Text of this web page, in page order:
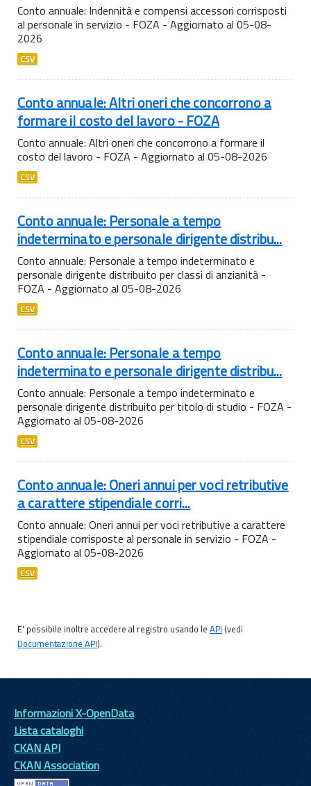
Conto annuale: Indennità e compensi accessori corrisposti
al personale in servizio - FOZA - Aggiornato al 05-08-
2026
CSV
Conto annuale: Altri oneri che concorrono a
formare il costo del lavoro - FOZA
Conto annuale: Altri oneri che concorrono a formare il
costo del lavoro - FOZA - Aggiornato al 05-08-2026
CSV
Conto annuale: Personale a tempo
indeterminato e personale dirigente distribu...
Conto annuale: Personale a tempo indeterminato e
personale dirigente distribuito per classi di anzianità -
FOZA - Aggiornato al 05-08-2026
CSV
Conto annuale: Personale a tempo
indeterminato e personale dirigente distribu...
Conto annuale: Personale a tempo indeterminato e
personale dirigente distribuito per titolo di studio - FOZA -
Aggiornato al 05-08-2026
CSV
Conto annuale: Oneri annui per voci retributive
a carattere stipendiale corri...
Conto annuale: Oneri annui per voci retributive a carattere
stipendiale corrisposte al personale in servizio - FOZA -
Aggiornato al 05-08-2026
CSV
E' possibile inoltre accedere al registro usando le API (vedi
Documentazione API).
Informazioni X-OpenData
Lista cataloghi
CKAN API
CKAN Association